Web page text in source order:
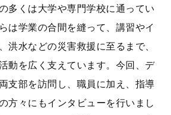
多くは大学や専門学校に通ってい
は学業の合間を縫って、講習やイ
洪水などの災害救援に至るまで、
動を広く支えています。今回、デ
支部を訪問し、職員に加え、指導
方々にもインタビューを行いまし